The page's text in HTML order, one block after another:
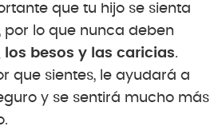
que tu hijo se sienta
por lo que nunca deben
los besos y las caricias.
que sientes, le ayudará a
y se sentirá mucho más